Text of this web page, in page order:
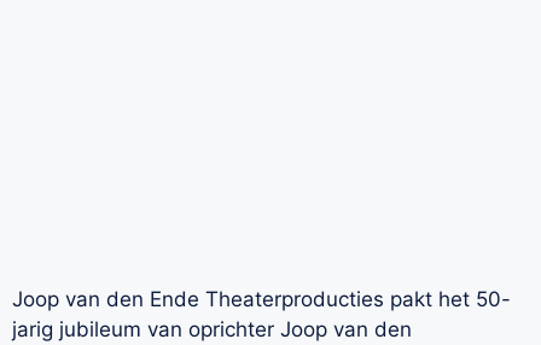
Joop van den Ende Theaterproducties pakt het 50-
jarig jubileum van oprichter Joop van den